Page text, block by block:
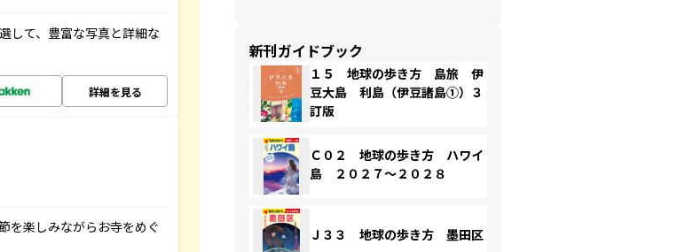
して、豊富な写真と詳細な
詳細を見る
を楽しみながらお寺をめぐ
新刊ガイドブック
１５ 地球の歩き方 島旅 伊
豆大島 利島（伊豆諸島①）３
訂版
Ｃ０２ 地球の歩き方 ハワイ
島 ２０２７～２０２８
Ｊ３３ 地球の歩き方 墨田区